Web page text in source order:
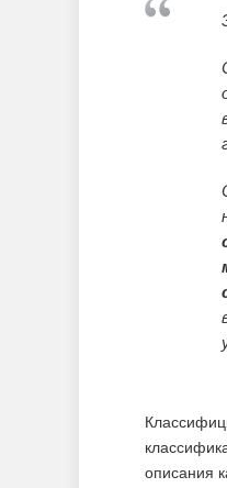
описания